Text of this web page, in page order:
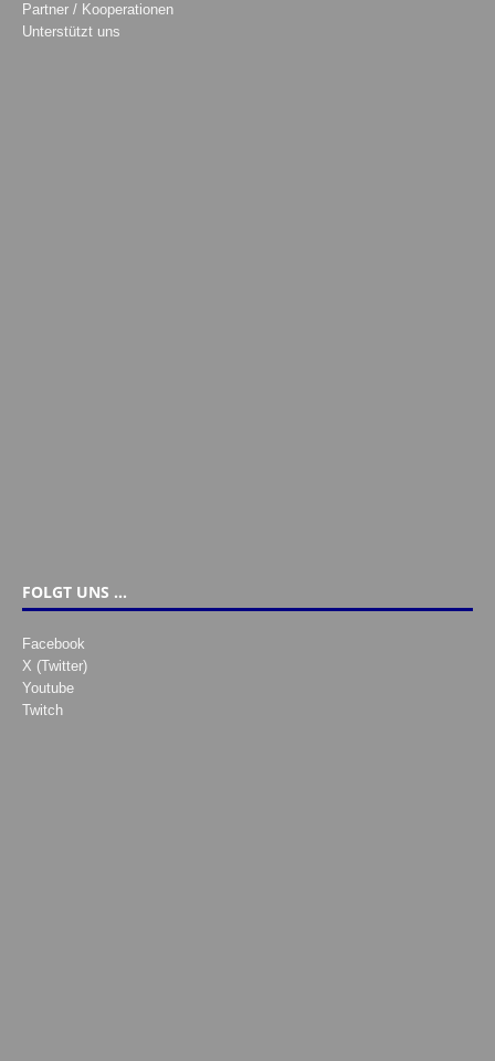
Partner / Kooperationen
Unterstützt uns
FOLGT UNS …
Facebook
X (Twitter)
Youtube
Twitch